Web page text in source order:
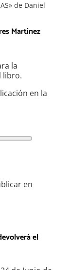
de Daniel
Martínez
la
libro.
en la
en
el